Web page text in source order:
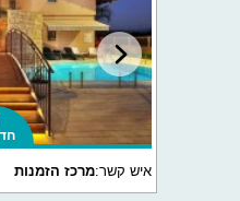
איש קשר:מרכז הזמנות